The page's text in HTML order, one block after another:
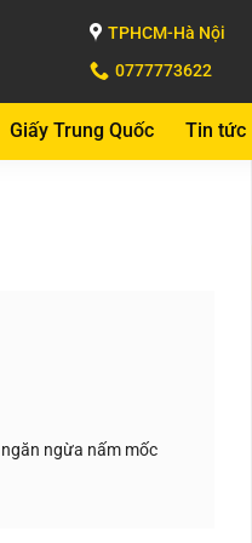
TPHCM-Hà Nội
0777773622
Giấy Trung Quốc Tin tức
ngừa nấm mốc